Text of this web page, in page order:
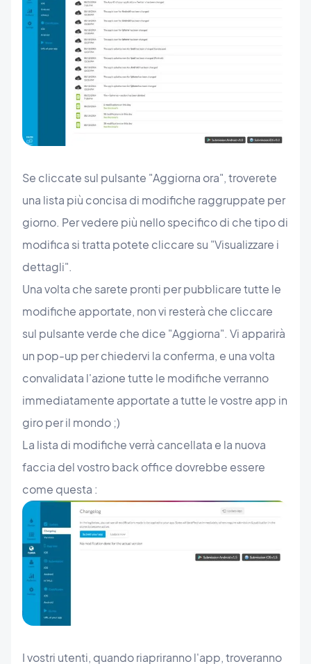
Se cliccate sul pulsante "Aggiorna ora", troverete
una lista più concisa di modifiche raggruppate per
giorno. Per vedere più nello specifico di che tipo di
modifica si tratta potete cliccare su "Visualizzare i
dettagli".
Una volta che sarete pronti per pubblicare tutte le
modifiche apportate, non vi resterà che cliccare
sul pulsante verde che dice "Aggiorna". Vi apparirà
un pop-up per chiedervi la conferma, e una volta
convalidata l'azione tutte le modifiche verranno
immediatamente apportate a tutte le vostre app in
giro per il mondo ;)
La lista di modifiche verrà cancellata e la nuova
faccia del vostro back office dovrebbe essere
come questa :
I vostri utenti, quando riapriranno l'app, troveranno